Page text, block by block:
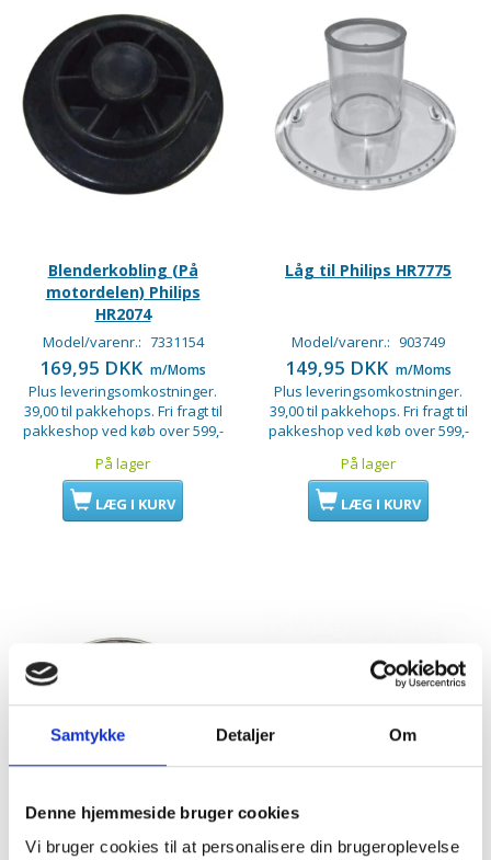
Samtykke Detaljer Om
Denne hjemmeside bruger cookies
Vi bruger cookies til at personalisere din brugeroplevelse
Blenderkobling (På
motordelen) Philips
HR2074
Model/varenr.: 7331154
169,95 DKK m/Moms
Plus leveringsomkostninger.
39,00 til pakkehops. Fri fragt til
pakkeshop ved køb over 599,-
På lager
LÆG I KURV
Låg til Philips HR7775
Model/varenr.: 903749
149,95 DKK m/Moms
Plus leveringsomkostninger.
39,00 til pakkehops. Fri fragt til
pakkeshop ved køb over 599,-
På lager
LÆG I KURV